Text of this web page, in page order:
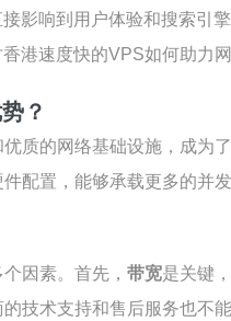
影响到用户体验和搜索引
港速度快的VPS如何助力
？
质的网络基础设施，成为
配置，能够承载更多的并
因素。首先， 带宽是关键
技术支持和售后服务也不